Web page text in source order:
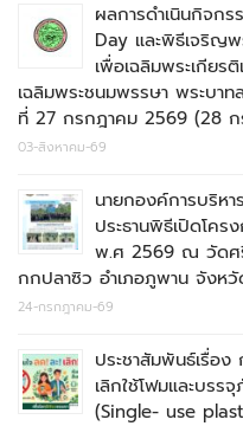
ผลการดำเนินกิจก
Day และพิธีเจริญ
เพื่อเฉลิมพระเกียร
เฉลิมพระชนมพรรษา พระบาท
ที่ 27 กรกฎาคม 2569 (28
03-สิงหาคม-69
นายกองค์การบริห
ประธานพิธีเปิดโคร
พ.ศ 2569 ณ วัดศ
กกปลาซิว อำเภอภูพาน จังห
24-กรกฎาคม-69
ประชาสัมพันธ์เรื่อง
เลิกใช้โฟมและบร
(Single- use